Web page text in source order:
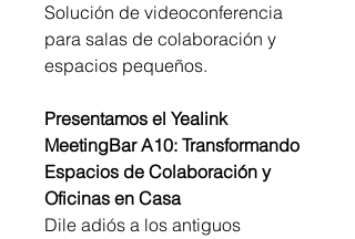
Solución de videoconferencia
para salas de colaboración y
espacios pequeños.
Presentamos el Yealink
MeetingBar A10: Transformando
Espacios de Colaboración y
Oficinas en Casa
Dile adiós a los antiguos